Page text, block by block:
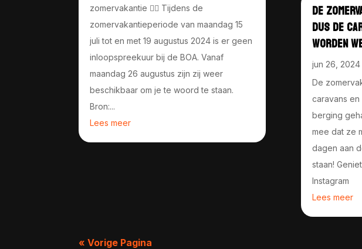
zomervakantie 👇🏻 Tijdens de
zomervakantieperiode van maandag 15
juli tot en met 19 augustus 2024 is er geen
inloopspreekuur bij de BOA. Vanaf
maandag 26 augustus zijn zij weer
beschikbaar om je te woord te staan.
Bron:...
Lees meer
DE
DUS DE
WORDEN
jun 26, 2024|
De
caravans
berging
mee dat ze
dagen aan
staan!
Instagram
Lees meer
« Vorige Pagina